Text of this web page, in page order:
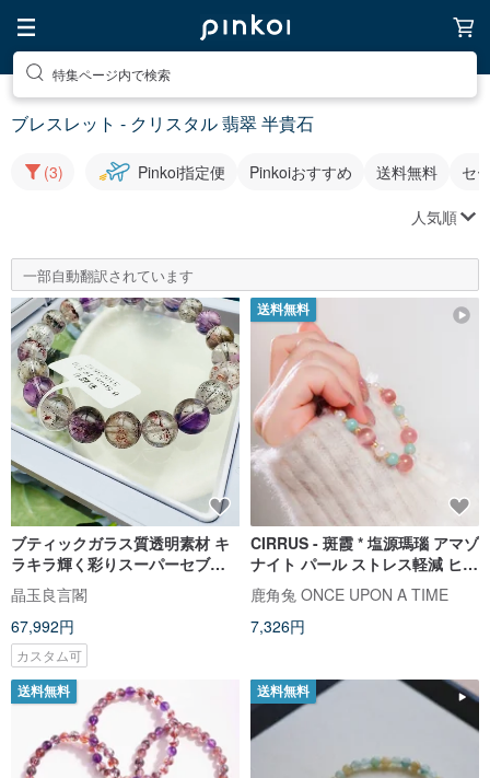
特集ページ内で検索
ブレスレット - クリスタル 翡翠 半貴石
(3) Pinkoi指定便 Pinkoiおすすめ 送料無料 セ
人気順
一部自動翻訳されています
ブティックガラス質透明素材 キ
ラキラ輝く彩りスーパーセブン
クリスタル 8.5mm 19.37g 彼岸
花ポイズン トリプルボーン
晶玉良言閣
67,992円
カスタム可
送料無料
CIRRUS - 斑霞 * 塩源瑪瑙 アマゾ
ナイト パール ストレス軽減 ヒー
リング 自信 希望 ブレスレット
鹿角兔 ONCE UPON A TIME
7,326円
送料無料 送料無料